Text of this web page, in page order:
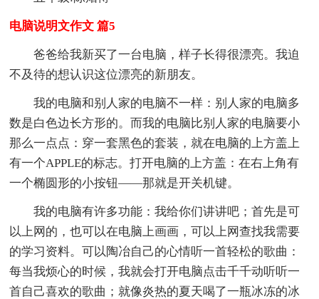
电脑说明文作文 篇5
爸爸给我新买了一台电脑，样子长得很漂亮。我迫
不及待的想认识这位漂亮的新朋友。
我的电脑和别人家的电脑不一样：别人家的电脑多
数是白色边长方形的。而我的电脑比别人家的电脑要小
那么一点点：穿一套黑色的套装，就在电脑的上方盖上
有一个APPLE的标志。打开电脑的上方盖：在右上角有
一个椭圆形的小按钮——那就是开关机键。
我的电脑有许多功能：我给你们讲讲吧；首先是可
以上网的，也可以在电脑上画画，可以上网查找我需要
的学习资料。可以陶冶自己的心情听一首轻松的歌曲：
每当我烦心的时候，我就会打开电脑点击千千动听听一
首自己喜欢的歌曲；就像炎热的夏天喝了一瓶冰冻的冰